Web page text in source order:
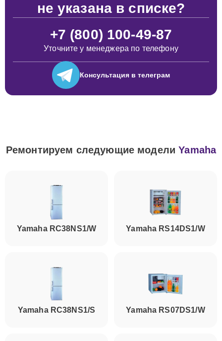
не указана в списке?
+7 (800) 100-49-87
Уточните у менеджера по телефону
Консультация в телеграм
Ремонтируем следующие моделиYamaha
Yamaha RC38NS1/W Yamaha RS14DS1/W
Yamaha RC38NS1/S Yamaha RS07DS1/W